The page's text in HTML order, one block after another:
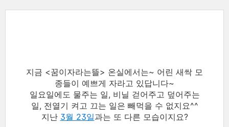
지금 <꿈이자라는뜰> 온실에서는~ 어린 새싹 모
종들이 예쁘게 자라고 있답니다~
일요일에도 물주는 일, 비닐 걷어주고 덮어주는
일, 전열기 켜고 끄는 일은 빼먹을 수 없지요^^
지난 3월 23일과는 또 다른 모습이지요?